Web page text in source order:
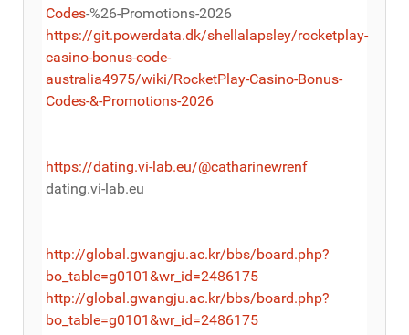
Codes-%26-Promotions-2026
https://git.powerdata.dk/shellalapsley/rocketplay-
casino-bonus-code-
australia4975/wiki/RocketPlay-Casino-Bonus-
Codes-&-Promotions-2026
https://dating.vi-lab.eu/@catharinewrenf
dating.vi-lab.eu
http://global.gwangju.ac.kr/bbs/board.php?
bo_table=g0101&wr_id=2486175
http://global.gwangju.ac.kr/bbs/board.php?
bo_table=g0101&wr_id=2486175